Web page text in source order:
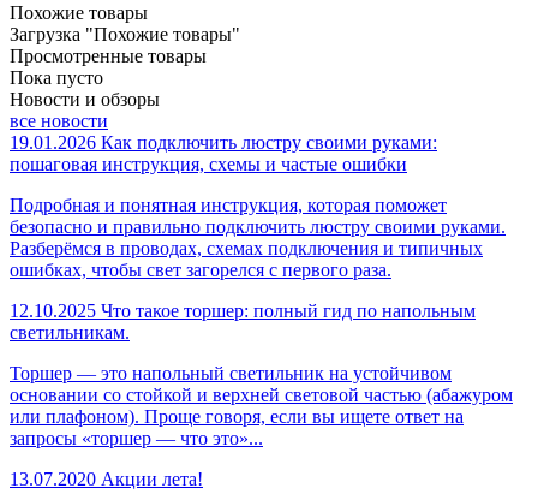
Похожие товары
Загрузка "Похожие товары"
Просмотренные товары
Пока пусто
Новости и обзоры
все новости
19.01.2026 Как подключить люстру своими руками:
пошаговая инструкция, схемы и частые ошибки
Подробная и понятная инструкция, которая поможет
безопасно и правильно подключить люстру своими руками.
Разберёмся в проводах, схемах подключения и типичных
ошибках, чтобы свет загорелся с первого раза.
12.10.2025 Что такое торшер: полный гид по напольным
светильникам.
Торшер — это напольный светильник на устойчивом
основании со стойкой и верхней световой частью (абажуром
или плафоном). Проще говоря, если вы ищете ответ на
запросы «торшер — что это»...
13.07.2020 Акции лета!